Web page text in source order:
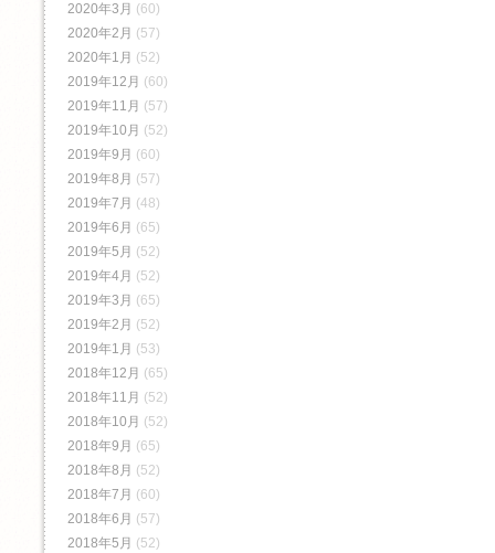
2020年3月 (60)
2020年2月 (57)
2020年1月 (52)
2019年12月 (60)
2019年11月 (57)
2019年10月 (52)
2019年9月 (60)
2019年8月 (57)
2019年7月 (48)
2019年6月 (65)
2019年5月 (52)
2019年4月 (52)
2019年3月 (65)
2019年2月 (52)
2019年1月 (53)
2018年12月 (65)
2018年11月 (52)
2018年10月 (52)
2018年9月 (65)
2018年8月 (52)
2018年7月 (60)
2018年6月 (57)
2018年5月 (52)